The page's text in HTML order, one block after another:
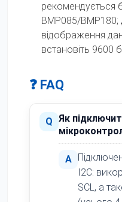
рекомендується
BMP085/BMP180;
відображення
встановіть 9600
❓ FAQ
Q Як
A
I2C:
SCL, а